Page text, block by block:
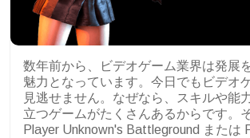
数年前から、ビデオゲーム業界は発展
魅力となっています。今日でもビデオ
見逃せません。なぜなら、スキルや能
立つゲームがたくさんあるからです。
Player Unknown's Battleground または